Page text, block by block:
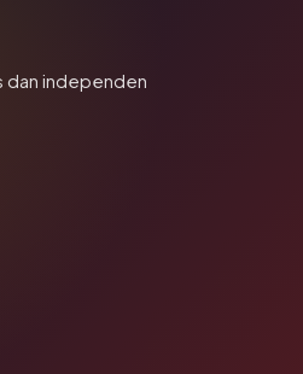
dan independen